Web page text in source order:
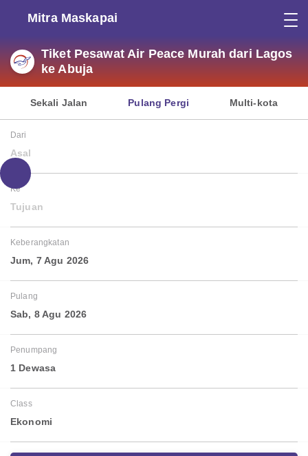
Mitra Maskapai
Tiket Pesawat Air Peace Murah dari Lagos
ke Abuja
Sekali Jalan Pulang Pergi Multi-kota
Dari
Asal
Ke
Tujuan
Keberangkatan
Jum, 7 Agu 2026
Pulang
Sab, 8 Agu 2026
Penumpang
1 Dewasa
Class
Ekonomi